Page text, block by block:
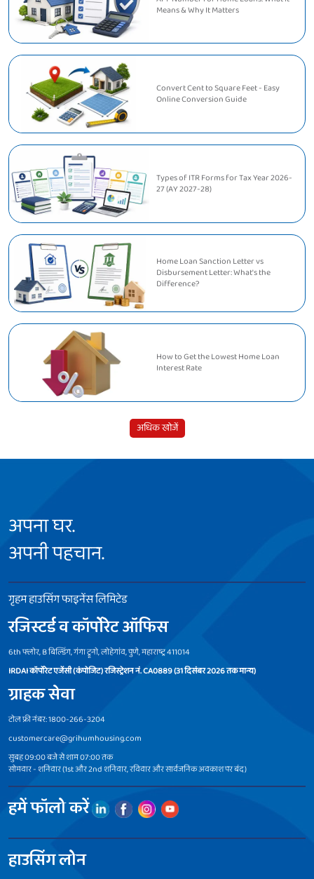
Means & Why It Matters
Convert Cent to Square Feet - Easy
Online Conversion Guide
Types of ITR Forms for Tax Year 2026-
27 (AY 2027-28)
Home Loan Sanction Letter vs
Disbursement Letter: What's the
Difference?
How to Get the Lowest Home Loan
Interest Rate
अधिक खोजें
अपना घर.
अपनी पहचान.
गृहम हाउसिंग फाइनेंस लिमिटेड
रजिस्टर्ड व कॉर्पोरेट ऑफिस
6th फ्लोर, B बिल्डिंग, गंगा ट्रूनो, लोहेगांव, पुणे, महाराष्ट्र 411014
IRDAI कॉर्पोरेट एजेंसी (कंपोजिट) रजिस्ट्रेशन नं. CA0889 (31 दिसंबर 2026 तक मान्य)
ग्राहक सेवा
टोल फ्री नंबर: 1800-266-3204
customercare@grihumhousing.com
सुबह 09:00 बजे से शाम 07:00 तक
सोमवार - शनिवार (1st और 2nd शनिवार, रविवार और सार्वजनिक अवकाश पर बंद)
हमें फॉलो करें
हाउसिंग लोन